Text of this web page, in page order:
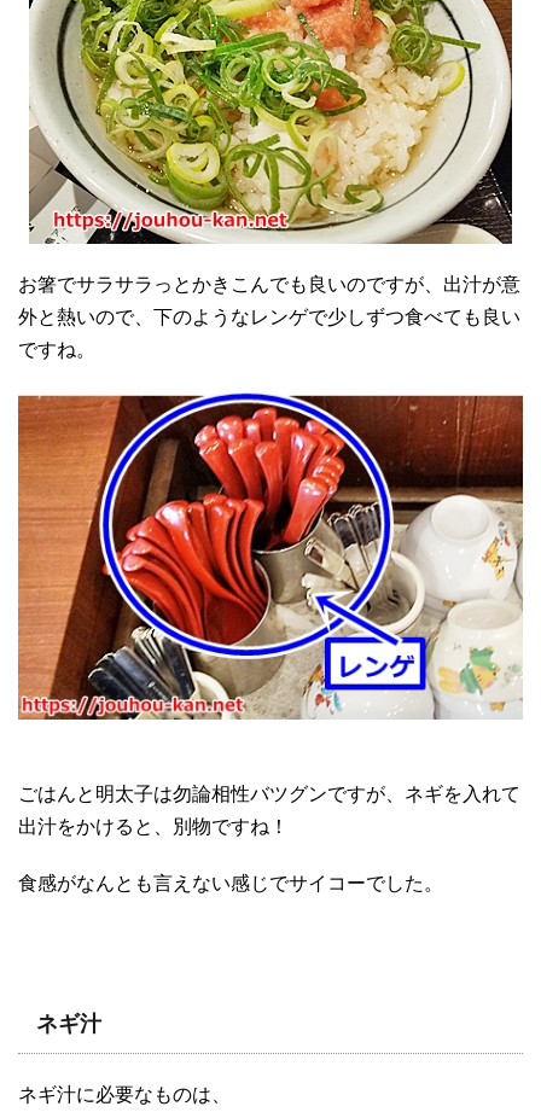
お箸でサラサラっとかきこんでも良いのですが、出汁が意
外と熱いので、下のようなレンゲで少しずつ食べても良い
ですね。
ごはんと明太子は勿論相性バツグンですが、ネギを入れて
出汁をかけると、別物ですね！
食感がなんとも言えない感じでサイコーでした。
ネギ汁
ネギ汁に必要なものは、